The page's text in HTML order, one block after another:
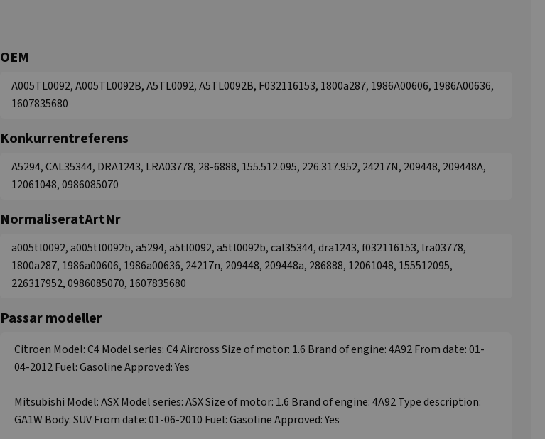
OEM
A005TL0092, A005TL0092B, A5TL0092, A5TL0092B, F032116153, 1800a287, 1986A00606, 1986A00636,
1607835680
Konkurrentreferens
A5294, CAL35344, DRA1243, LRA03778, 28-6888, 155.512.095, 226.317.952, 24217N, 209448, 209448A,
12061048, 0986085070
NormaliseratArtNr
a005tl0092, a005tl0092b, a5294, a5tl0092, a5tl0092b, cal35344, dra1243, f032116153, lra03778,
1800a287, 1986a00606, 1986a00636, 24217n, 209448, 209448a, 286888, 12061048, 155512095,
226317952, 0986085070, 1607835680
Passar modeller
Citroen Model: C4 Model series: C4 Aircross Size of motor: 1.6 Brand of engine: 4A92 From date: 01-
04-2012 Fuel: Gasoline Approved: Yes
Mitsubishi Model: ASX Model series: ASX Size of motor: 1.6 Brand of engine: 4A92 Type description:
GA1W Body: SUV From date: 01-06-2010 Fuel: Gasoline Approved: Yes